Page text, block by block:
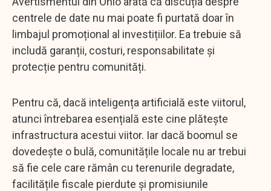
centrele de date nu mai poate fi purtată doar în
limbajul promoțional al investițiilor. Ea trebuie să
includă garanții, costuri, responsabilitate și
protecție pentru comunități.
Pentru că, dacă inteligența artificială este viitorul,
atunci întrebarea esențială este cine plătește
infrastructura acestui viitor. Iar dacă boomul se
dovedește o bulă, comunitățile locale nu ar trebui
să fie cele care rămân cu terenurile degradate,
facilitățile fiscale pierdute și promisiunile